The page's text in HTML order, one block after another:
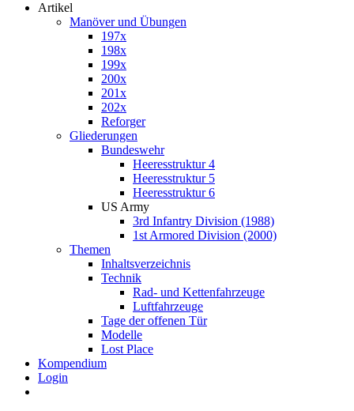
Artikel
Manöver und Übungen
197x
198x
199x
200x
201x
202x
Reforger
Gliederungen
Bundeswehr
Heeresstruktur 4
Heeresstruktur 5
Heeresstruktur 6
US Army
3rd Infantry Division (1988)
1st Armored Division (2000)
Themen
Inhaltsverzeichnis
Technik
Rad- und Kettenfahrzeuge
Luftfahrzeuge
Tage der offenen Tür
Modelle
Lost Place
Kompendium
Login